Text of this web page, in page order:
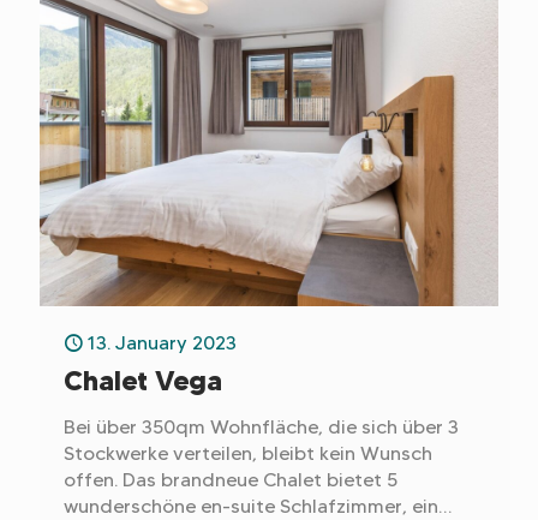
13. January 2023
Chalet Vega
Bei über 350qm Wohnfläche, die sich über 3
Stockwerke verteilen, bleibt kein Wunsch
offen. Das brandneue Chalet bietet 5
wunderschöne en-suite Schlafzimmer, ein